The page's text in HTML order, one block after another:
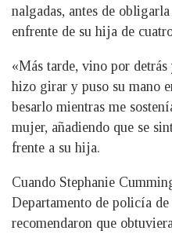
nalgadas, antes de
enfrente de su hija de
«Más tarde, vino por
hizo girar y puso su mano
besarlo mientras me
mujer, añadiendo que se
frente a su hija.
Cuando Stephanie
Departamento de policía
recomendaron que